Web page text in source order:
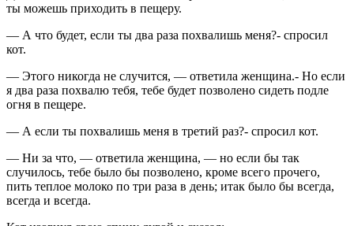
ты можешь приходить в пещеру.
— А что будет, если ты два раза похвалишь меня?- спросил
кот.
— Этого никогда не случится, — ответила женщина.- Но если
я два раза похвалю тебя, тебе будет позволено сидеть подле
огня в пещере.
— А если ты похвалишь меня в третий раз?- спросил кот.
— Ни за что, — ответила женщина, — но если бы так
случилось, тебе было бы позволено, кроме всего прочего,
пить теплое молоко по три раза в день; итак было бы всегда,
всегда и всегда.